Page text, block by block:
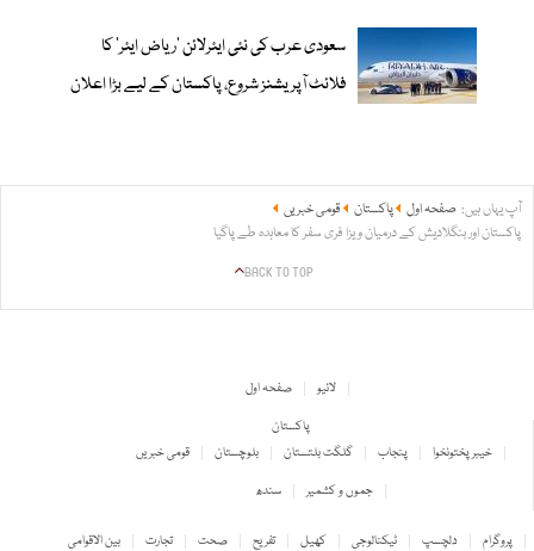
سعودی عرب کی نئی ایئرلائن ‘ریاض ایئر’ کا
فلائٹ آپریشنز شروع، پاکستان کے لیے بڑا اعلان
آپ یہاں ہیں: صفحہ اول پاکستان
قومی خبریں
پاکستان اور بنگلادیش کے درمیان ویزا فری سفر کا معاہدہ طے پاگیا
BACK TO TOP
صفحہ اول
لائیو
پاکستان
قومی خبریں
بلوچستان گلگت بلتستان پنجاب
خیبر پختونخوا
سندھ
جموں و کشمیر
بین الاقوامی تجارت صحت تفریح کھیل ٹیکنالوجی دلچسپ پروگرام